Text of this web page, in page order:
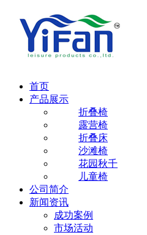
首页
产品展示
折叠椅
露营椅
折叠床
沙滩椅
花园秋千
儿童椅
公司简介
新闻资讯
成功案例
市场活动